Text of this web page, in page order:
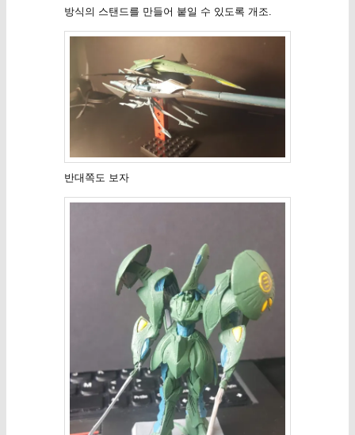
방식의 스탠드를 만들어 붙일 수 있도록 개조.
반대쪽도 보자